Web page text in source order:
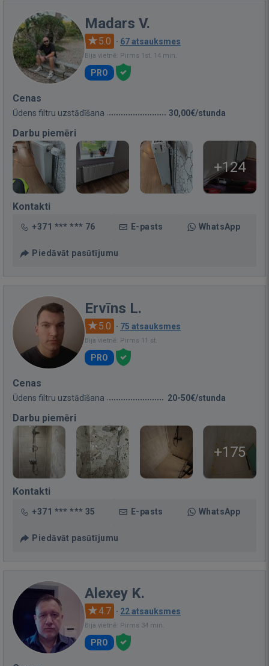
Madars V.
5.0 · 67 atsauksmes
Bija vietnē: Pirms 1st. 14 min.
PRO
Cenas
Ūdens filtru uzstādīšana 30,00€/stunda
Darbu piemēri
+124
Kontakti
+371 *** *** 76 E-pasts WhatsApp
Piedāvāt pasūtījumu
Ervīns L.
5.0 · 75 atsauksmes
Bija vietnē: Pirms 11 st.
PRO
Cenas
Ūdens filtru uzstādīšana 20-50€/stunda
Darbu piemēri
+175
Kontakti
+371 *** *** 35 E-pasts WhatsApp
Piedāvāt pasūtījumu
Alexey K.
4.7 · 22 atsauksmes
Bija vietnē: Pirms 34 min.
PRO